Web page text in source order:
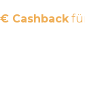
Cashback